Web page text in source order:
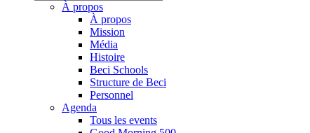
À propos
À propos
Mission
Média
Histoire
Beci Schools
Structure de Beci
Personnel
Agenda
Tous les events